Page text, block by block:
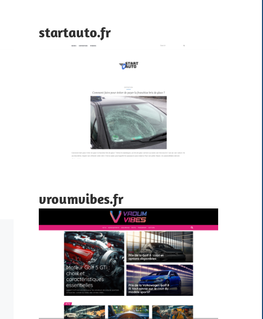
startauto.fr
vroumvibes.fr